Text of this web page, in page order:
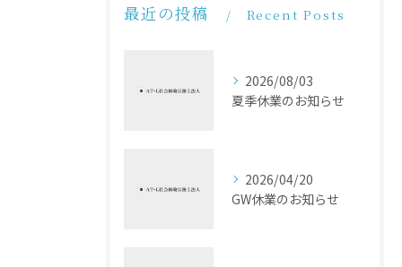
最近の投稿 Recent Posts
2026/08/03
夏季休業のお知らせ
2026/04/20
GW休業のお知らせ